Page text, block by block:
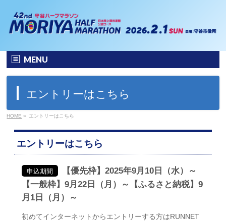
MENU
大会の特徴
フォトギャラリー
エントリー
リザルト
エントリーはこちら
HOME » エントリーはこちら
エントリーはこちら
申込期間
【優先枠】2025年9月10日（水）～
【一般枠】9月22日（月）～【ふるさと納税】9
月1日（月）～
初めてインターネットからエントリーする方はRUNNET